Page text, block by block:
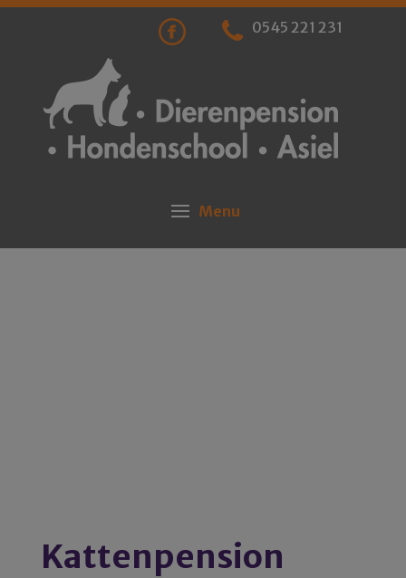
0545 221 231
Kattenpension